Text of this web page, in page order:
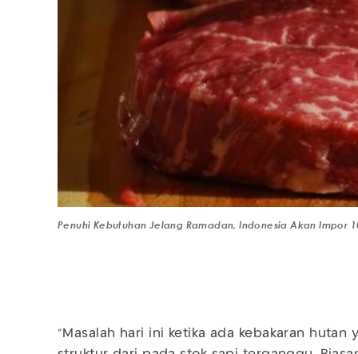
Penuhi Kebutuhan Jelang Ramadan, Indonesia Akan Impor
"Masalah hari ini ketika ada kebakaran